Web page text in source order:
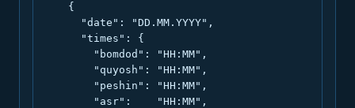
    {
      "date": "DD.MM.YYYY",
      "times": {
        "bomdod": "HH:MM",
        "quyosh": "HH:MM",
        "peshin": "HH:MM",
        "asr":    "HH:MM",